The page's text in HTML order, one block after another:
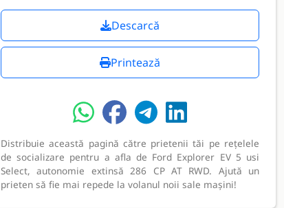
Descarcă
Printează
Distribuie această pagină către prietenii tăi pe rețelele
de socializare pentru a afla de Ford Explorer EV 5 usi
Select, autonomie extinsă 286 CP AT RWD. Ajută un
prieten să fie mai repede la volanul noii sale mașini!